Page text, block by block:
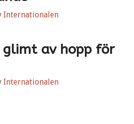
Internationalen
glimt av hopp för
Internationalen